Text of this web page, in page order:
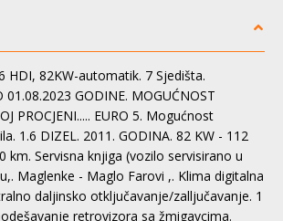
HDI, 82KW-automatik. 7 Sjedišta.
01.08.2023 GODINE. MOGUĆNOST
PROCJENI..... EURO 5. Mogućnost
1.6 DIZEL. 2011. GODINA. 82 KW - 112
km. Servisna knjiga (vozilo servisirano u
Maglenke - Maglo Farovi ,. Klima digitalna
daljinsko otključavanje/zalljučavanje. 1
retrovizora sa žmigavcima.